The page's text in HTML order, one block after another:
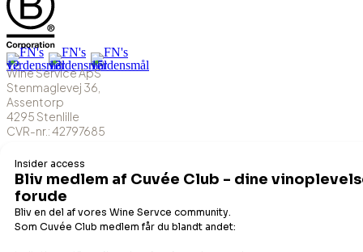
Wine Service ApS
Stenmaglevej 36,
Assentorp
4295 Stenlille
CVR-nr.: 42797685
MobilePay-nr.: 41712
DK-ØKO-100